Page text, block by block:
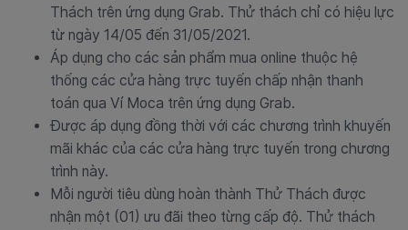
Thách trên ứng dụng Grab. Thử thách chỉ có hiệu lực
từ ngày 14/05 đến 31/05/2021.
Áp dụng cho các sản phẩm mua online thuộc hệ
thống các cửa hàng trực tuyến chấp nhận thanh
toán qua Ví Moca trên ứng dụng Grab.
Được áp dụng đồng thời với các chương trình khuyến
mãi khác của các cửa hàng trực tuyến trong chương
trình này.
Mỗi người tiêu dùng hoàn thành Thử Thách được
nhận một (01) ưu đãi theo từng cấp độ. Thử thách